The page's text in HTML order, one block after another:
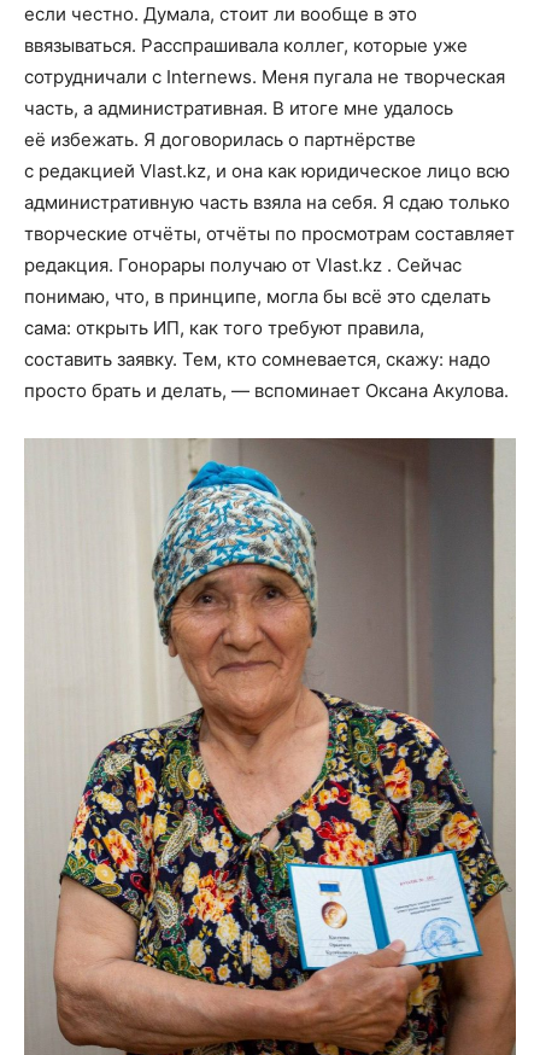
если честно. Думала, стоит ли вообще в это
ввязываться. Расспрашивала коллег, которые уже
сотрудничали с Internews. Меня пугала не творческая
часть, а административная. В итоге мне удалось
её избежать. Я договорилась о партнёрстве
с редакцией Vlast.kz, и она как юридическое лицо всю
административную часть взяла на себя. Я сдаю только
творческие отчёты, отчёты по просмотрам составляет
редакция. Гонорары получаю от Vlast.kz . Сейчас
понимаю, что, в принципе, могла бы всё это сделать
сама: открыть ИП, как того требуют правила,
составить заявку. Тем, кто сомневается, скажу: надо
просто брать и делать, — вспоминает Оксана Акулова.